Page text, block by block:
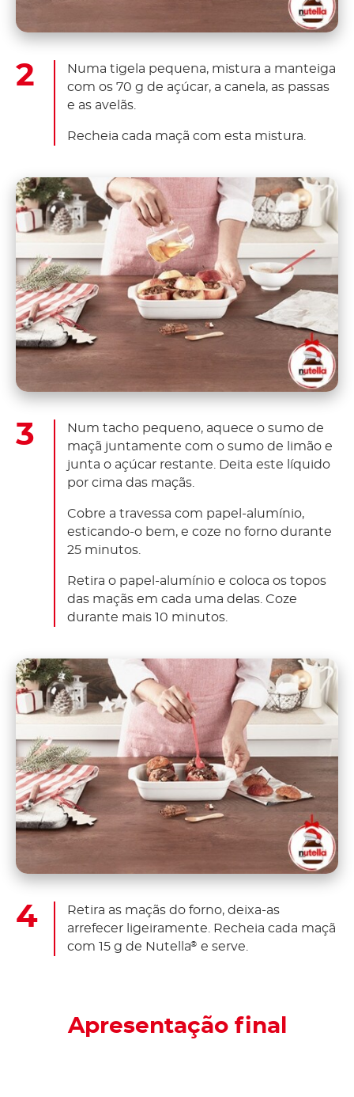
Numa tigela pequena, mistura a manteiga
com os 70 g de açúcar, a canela, as passas
e as avelãs.
Recheia cada maçã com esta mistura.
Num tacho pequeno, aquece o sumo de
maçã juntamente com o sumo de limão e
junta o açúcar restante. Deita este líquido
por cima das maçãs.
Cobre a travessa com papel-alumínio,
esticando-o bem, e coze no forno durante
25 minutos.
Retira o papel-alumínio e coloca os topos
das maçãs em cada uma delas. Coze
durante mais 10 minutos.
Retira as maçãs do forno, deixa-as
arrefecer ligeiramente. Recheia cada maçã
com 15 g de Nutella® e serve.
Apresentação final